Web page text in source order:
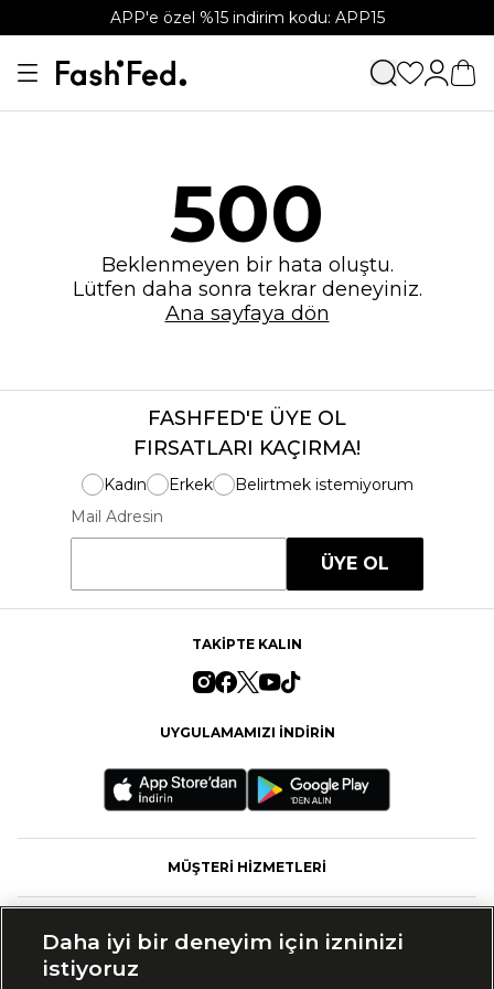
APP'e özel %15 indirim kodu: APP15
500
Beklenmeyen bir hata oluştu.
Lütfen daha sonra tekrar deneyiniz.
Ana sayfaya dön
FASHFED'E ÜYE OL
FIRSATLARI KAÇIRMA!
Kadın Erkek
Belirtmek istemiyorum
Mail Adresin
ÜYE OL
TAKİPTE KALIN
UYGULAMAMIZI İNDİRİN
MÜŞTERİ HİZMETLERİ
Daha iyi bir deneyim için izninizi
istiyoruz